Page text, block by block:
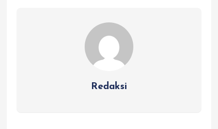
Redaksi